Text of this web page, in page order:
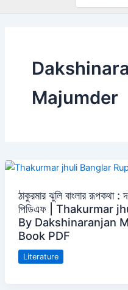
for:
Majumder
ঠাকুরমার ঝুলি বাংলার রূপকথা :
পিডিএফ | Thakurmar
By Dakshinaranjan
Book PDF
Literature